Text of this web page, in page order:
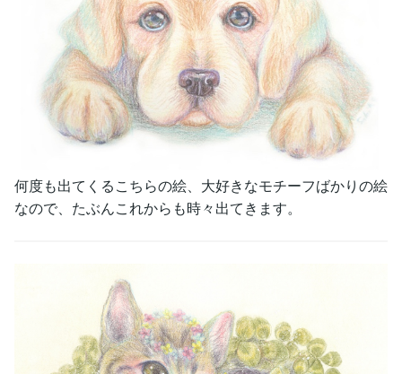
何度も出てくるこちらの絵、大好きなモチーフばかりの絵
なので、たぶんこれからも時々出てきます。